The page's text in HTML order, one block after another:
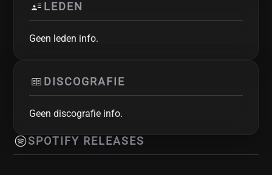
LEDEN
Geen leden info.
DISCOGRAFIE
Geen discografie info.
SPOTIFY RELEASES